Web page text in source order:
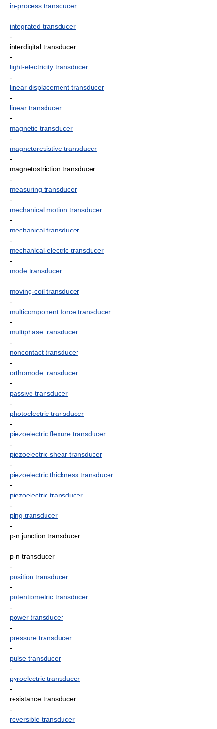
in-process transducer
-
integrated transducer
-
interdigital transducer
-
light-electricity transducer
-
linear displacement transducer
-
linear transducer
-
magnetic transducer
-
magnetoresistive transducer
-
magnetostriction transducer
-
measuring transducer
-
mechanical motion transducer
-
mechanical transducer
-
mechanical-electric transducer
-
mode transducer
-
moving-coil transducer
-
multicomponent force transducer
-
multiphase transducer
-
noncontact transducer
-
orthomode transducer
-
passive transducer
-
photoelectric transducer
-
piezoelectric flexure transducer
-
piezoelectric shear transducer
-
piezoelectric thickness transducer
-
piezoelectric transducer
-
ping transducer
-
p-n junction transducer
-
p-n transducer
-
position transducer
-
potentiometric transducer
-
power transducer
-
pressure transducer
-
pulse transducer
-
pyroelectric transducer
-
resistance transducer
-
reversible transducer